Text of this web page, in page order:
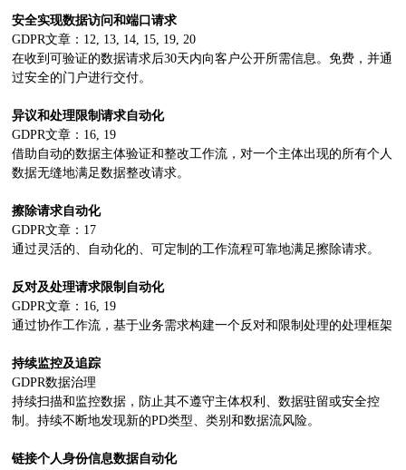
安全实现数据访问和端口请求
GDPR文章：12, 13, 14, 15, 19, 20
在收到可验证的数据请求后30天内向客户公开所需信息。免费，并通
过安全的门户进行交付。
异议和处理限制请求自动化
GDPR文章：16, 19
借助自动的数据主体验证和整改工作流，对一个主体出现的所有个人
数据无缝地满足数据整改请求。
擦除请求自动化
GDPR文章：17
通过灵活的、自动化的、可定制的工作流程可靠地满足擦除请求。
反对及处理请求限制自动化
GDPR文章：16, 19
通过协作工作流，基于业务需求构建一个反对和限制处理的处理框架
持续监控及追踪
GDPR数据治理
持续扫描和监控数据，防止其不遵守主体权利、数据驻留或安全控
制。持续不断地发现新的PD类型、类别和数据流风险。
链接个人身份信息数据自动化